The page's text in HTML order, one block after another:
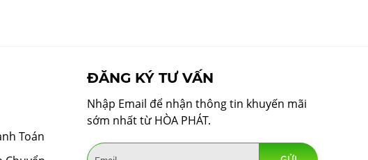
Toán
ĐĂNG KÝ TƯ VẤN
Nhập Email để nhận thông tin khuyến mãi
sớm nhất từ HÒA PHÁT.